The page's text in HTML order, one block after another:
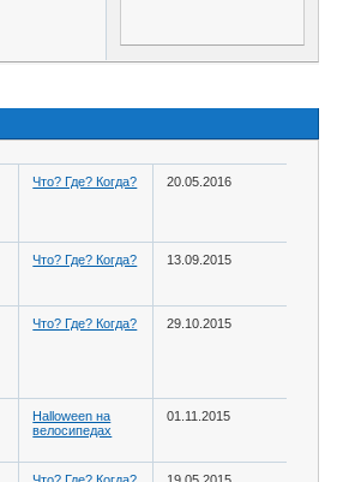
Что? Где? Когда? 20.05.2016
Что? Где? Когда? 13.09.2015
Что? Где? Когда? 29.10.2015
Halloween на
велосипедах
01.11.2015